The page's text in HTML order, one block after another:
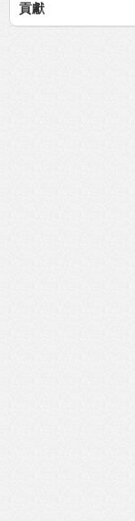
貢獻